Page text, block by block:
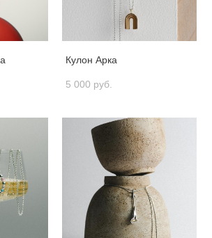
Кулон Арка
5 000 pуб.